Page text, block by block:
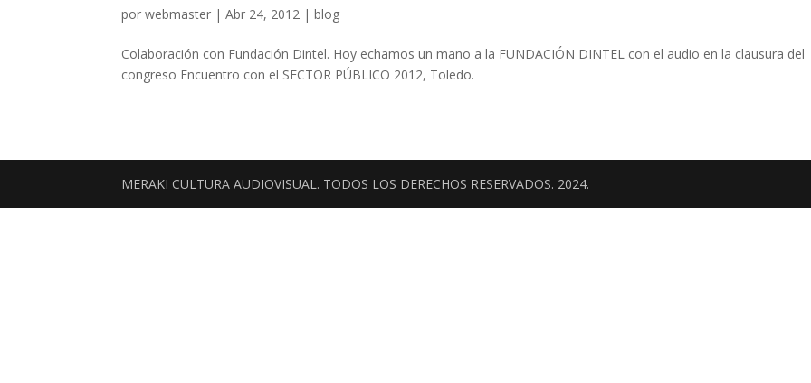
porwebmaster |Abr 24, 2012 |blog
Colaboración con Fundación Dintel. Hoy echamos un mano a la FUNDACIÓN DINTEL con el audio en la clausura del
congreso Encuentro con el SECTOR PÚBLICO 2012, Toledo.
MERAKI CULTURA AUDIOVISUAL. TODOS LOS DERECHOS RESERVADOS. 2024.